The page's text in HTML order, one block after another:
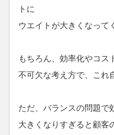
トに
ウエイトが大きくなって
もちろん、効率化やコス
不可欠な考え方で、これ
ただ、バランスの問題で
大きくなりすぎると顧客